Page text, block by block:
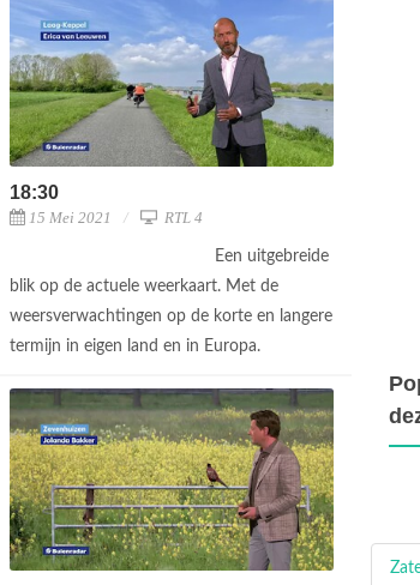
18:30
15 Mei 2021 RTL 4
Een uitgebreide
blik op de actuele weerkaart. Met de
weersverwachtingen op de korte en langere
termijn in eigen land en in Europa.